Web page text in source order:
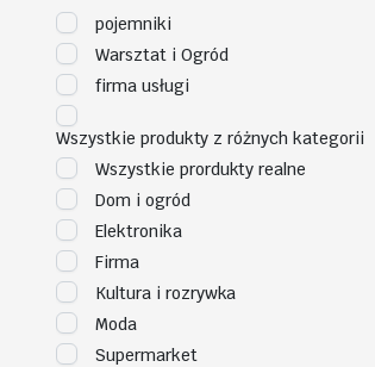
pojemniki
Warsztat i Ogród
firma usługi
Wszystkie produkty z różnych kategorii
Wszystkie prordukty realne
Dom i ogród
Elektronika
Firma
Kultura i rozrywka
Moda
Supermarket